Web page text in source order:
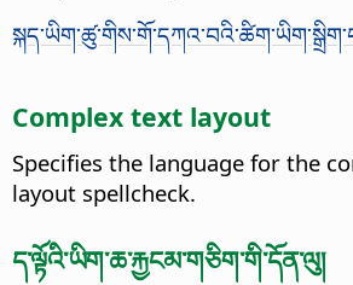
Complex text layout
Specifies the language for the
layout spellcheck.
ད་ལྟོའི་ཡིག་ཆ་རྐྱངམ་གཅིག་གི་དོན་ལུ།